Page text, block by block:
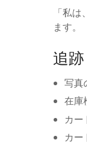
「私
ます。
追
写真
在庫
カー
カー